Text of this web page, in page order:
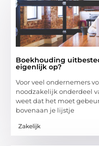
Boekhouding
eigenlijk op?
Voor veel ondernemers
noodzakelijk onderdeel
weet dat het moet
bovenaan je lijstje
Zakelijk